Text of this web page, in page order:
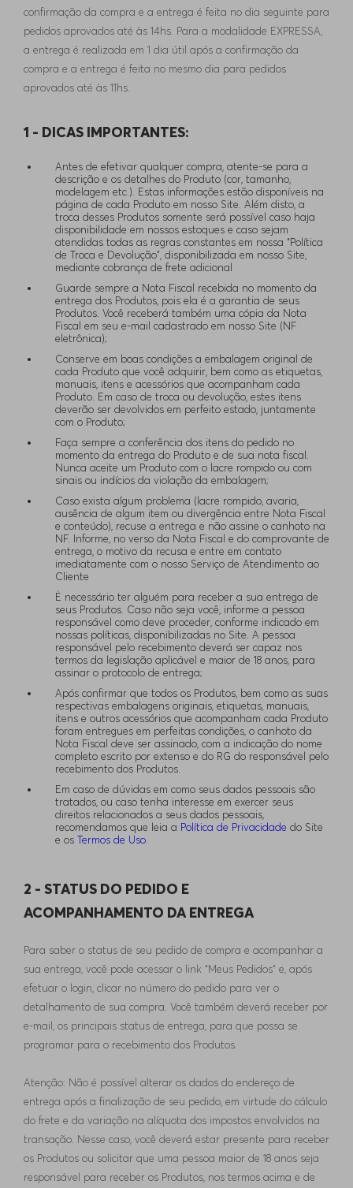
confirmação da compra e a entrega é feita no dia seguinte para
pedidos aprovados até às 14hs. Para a modalidade EXPRESSA,
a entrega é realizada em 1 dia útil após a confirmação da
compra e a entrega é feita no mesmo dia para pedidos
aprovados até às 11hs.
1 - DICAS IMPORTANTES:
Antes de efetivar qualquer compra, atente-se para a
descrição e os detalhes do Produto (cor, tamanho,
modelagem etc.). Estas informações estão disponíveis na
página de cada Produto em nosso Site. Além disto, a
troca desses Produtos somente será possível caso haja
disponibilidade em nossos estoques e caso sejam
atendidas todas as regras constantes em nossa “Política
de Troca e Devolução”, disponibilizada em nosso Site,
mediante cobrança de frete adicional
Guarde sempre a Nota Fiscal recebida no momento da
entrega dos Produtos, pois ela é a garantia de seus
Produtos. Você receberá também uma cópia da Nota
Fiscal em seu e-mail cadastrado em nosso Site (NF
eletrônica);
Conserve em boas condições a embalagem original de
cada Produto que você adquirir, bem como as etiquetas,
manuais, itens e acessórios que acompanham cada
Produto. Em caso de troca ou devolução, estes itens
deverão ser devolvidos em perfeito estado, juntamente
com o Produto;
Faça sempre a conferência dos itens do pedido no
momento da entrega do Produto e de sua nota fiscal.
Nunca aceite um Produto com o lacre rompido ou com
sinais ou indícios da violação da embalagem;
Caso exista algum problema (lacre rompido, avaria,
ausência de algum item ou divergência entre Nota Fiscal
e conteúdo), recuse a entrega e não assine o canhoto na
NF. Informe, no verso da Nota Fiscal e do comprovante de
entrega, o motivo da recusa e entre em contato
imediatamente com o nosso Serviço de Atendimento ao
Cliente
É necessário ter alguém para receber a sua entrega de
seus Produtos. Caso não seja você, informe a pessoa
responsável como deve proceder, conforme indicado em
nossas políticas, disponibilizadas no Site. A pessoa
responsável pelo recebimento deverá ser capaz nos
termos da legislação aplicável e maior de 18 anos, para
assinar o protocolo de entrega;
Após confirmar que todos os Produtos, bem como as suas
respectivas embalagens originais, etiquetas, manuais,
itens e outros acessórios que acompanham cada Produto
foram entregues em perfeitas condições, o canhoto da
Nota Fiscal deve ser assinado, com a indicação do nome
completo escrito por extenso e do RG do responsável pelo
recebimento dos Produtos.
Em caso de dúvidas em como seus dados pessoais são
tratados, ou caso tenha interesse em exercer seus
direitos relacionados a seus dados pessoais,
recomendamos que leia a Política de Privacidade do Site
e os Termos de Uso
2 - STATUS DO PEDIDO E
ACOMPANHAMENTO DA ENTREGA
Para saber o status de seu pedido de compra e acompanhar a
sua entrega, você pode acessar o link “Meus Pedidos” e, após
efetuar o login, clicar no número do pedido para ver o
detalhamento de sua compra. Você também deverá receber por
e-mail, os principais status de entrega, para que possa se
programar para o recebimento dos Produtos.
Atenção: Não é possível alterar os dados do endereço de
entrega após a finalização de seu pedido, em virtude do cálculo
do frete e da variação na alíquota dos impostos envolvidos na
transação. Nesse caso, você deverá estar presente para receber
os Produtos ou solicitar que uma pessoa maior de 18 anos seja
responsável para receber os Produtos, nos termos acima e de